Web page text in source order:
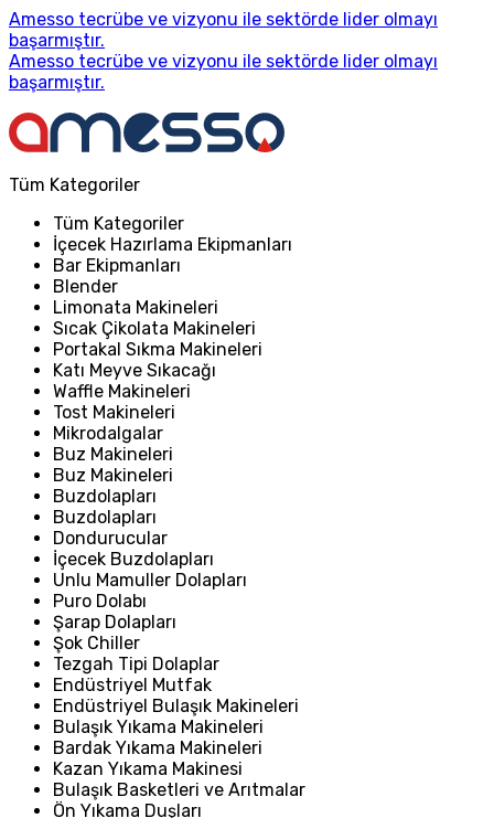
Amesso tecrübe ve vizyonu ile sektörde lider olmayı
başarmıştır.
Amesso tecrübe ve vizyonu ile sektörde lider olmayı
başarmıştır.
Tüm Kategoriler
Tüm Kategoriler
İçecek Hazırlama Ekipmanları
Bar Ekipmanları
Blender
Limonata Makineleri
Sıcak Çikolata Makineleri
Portakal Sıkma Makineleri
Katı Meyve Sıkacağı
Waffle Makineleri
Tost Makineleri
Mikrodalgalar
Buz Makineleri
Buz Makineleri
Buzdolapları
Buzdolapları
Dondurucular
İçecek Buzdolapları
Unlu Mamuller Dolapları
Puro Dolabı
Şarap Dolapları
Şok Chiller
Tezgah Tipi Dolaplar
Endüstriyel Mutfak
Endüstriyel Bulaşık Makineleri
Bulaşık Yıkama Makineleri
Bardak Yıkama Makineleri
Kazan Yıkama Makinesi
Bulaşık Basketleri ve Arıtmalar
Ön Yıkama Duşları